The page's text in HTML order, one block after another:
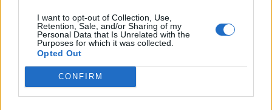
I want to opt-out of Collection, Use,
Retention, Sale, and/or Sharing of my
Personal Data that Is Unrelated with the
Purposes for which it was collected.
Opted Out
CONFIRM